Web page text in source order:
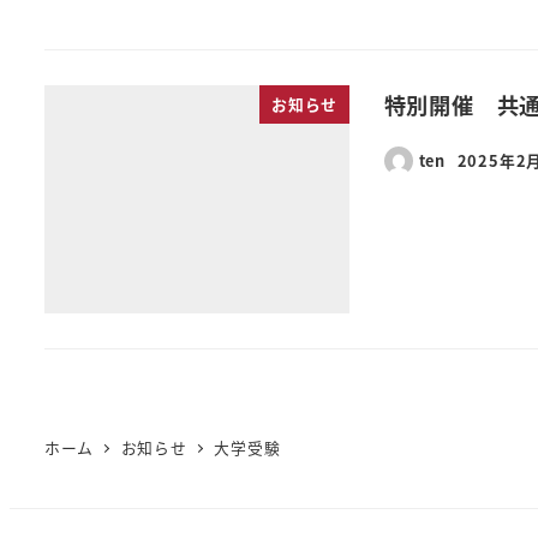
お知らせ 特別開催 共
ten 2025年2
ホーム お知らせ 大学受験